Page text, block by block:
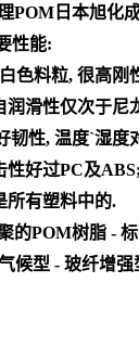
POM日本旭化
性能:
色料粒, 很高刚
润滑性仅次于尼
韧性, 温度`湿度
性好过PC及ABS;
所有塑料中的.
的POM树脂 -
候型 - 玻纤增